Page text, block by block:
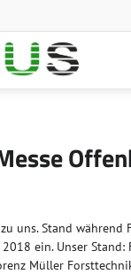
uns. Stand während
ein. Unser Stand:
Müller